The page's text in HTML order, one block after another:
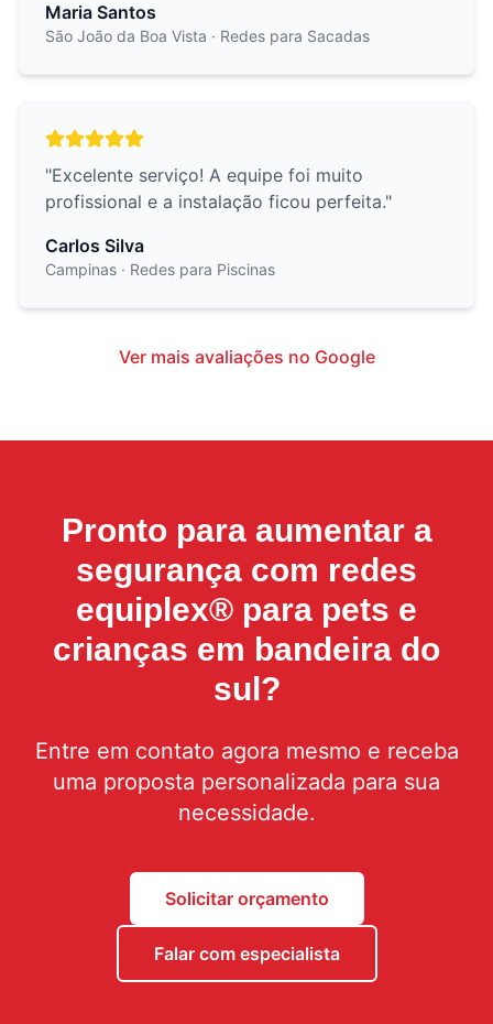
Maria Santos
São João da Boa Vista · Redes para Sacadas
"Excelente serviço! A equipe foi muito
profissional e a instalação ficou perfeita."
Carlos Silva
Campinas · Redes para Piscinas
Ver mais avaliações no Google
Pronto para aumentar a
segurança com redes
equiplex® para pets e
crianças em bandeira do
sul?
Entre em contato agora mesmo e receba
uma proposta personalizada para sua
necessidade.
Solicitar orçamento
Falar com especialista